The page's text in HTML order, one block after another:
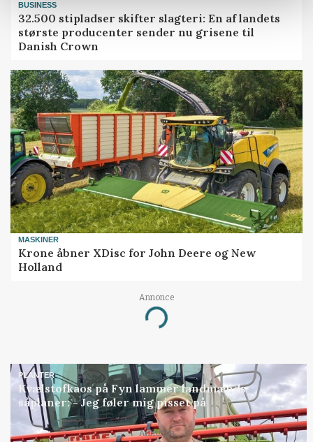
BUSINESS
32.500 stipladser skifter slagteri: En af landets
største producenter sender nu grisene til
Danish Crown
MASKINER
Krone åbner XDisc for John Deere og New
Holland
Annonce
Loading...
PLANTER
Kvælstofkaos på Fyn lammer landmænds
såplaner: - Jeg føler mig pisset på
Annonce